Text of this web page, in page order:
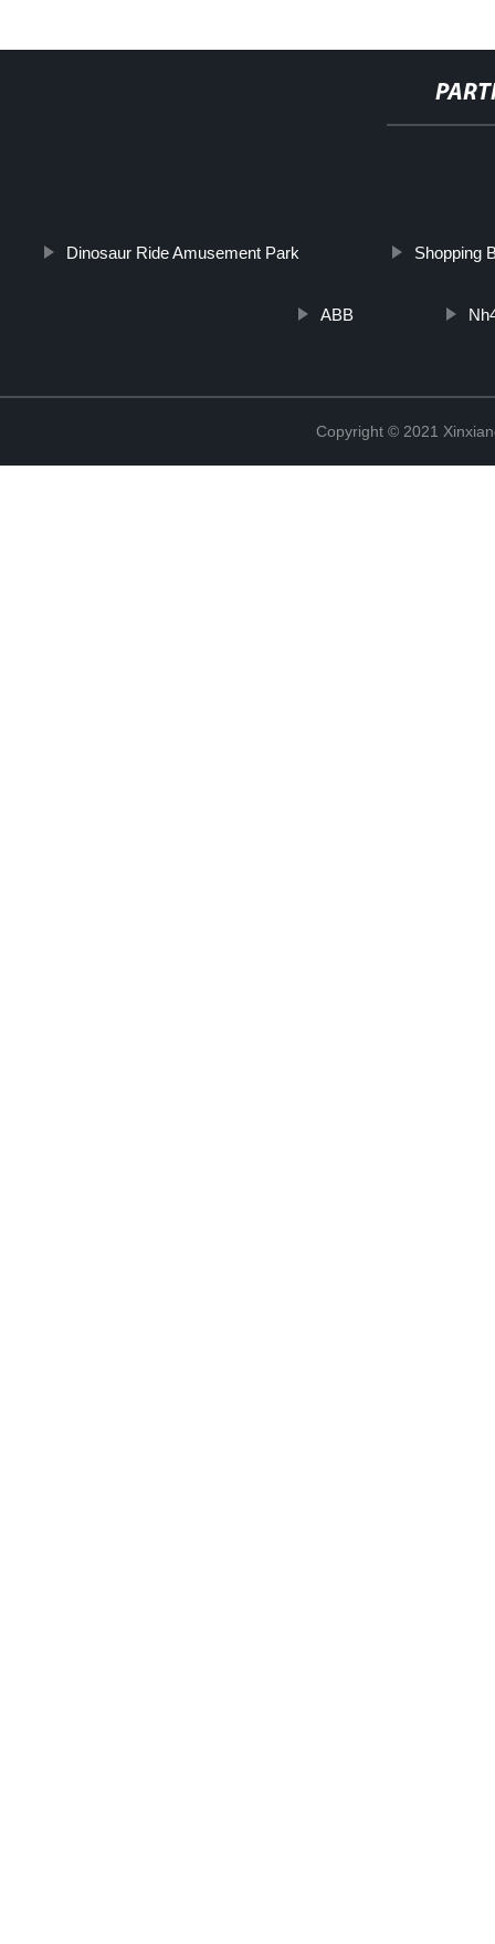
Dinosaur Ride Amusement Park Shopping
ABB
Copyright © 2021